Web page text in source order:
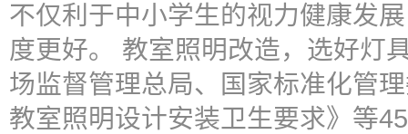
不仅利于中小学生的视力健康发
度更好。 教室照明改造，选好灯
场监督管理总局、国家标准化管
教室照明设计安装卫生要求》等